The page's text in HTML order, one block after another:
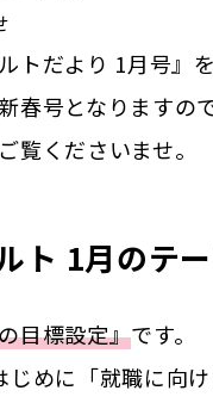
ルトだより 1月号』
春号となりますの
覧くださいませ。
ト 1月のテ
目標設定』です。
じめに「就職に向